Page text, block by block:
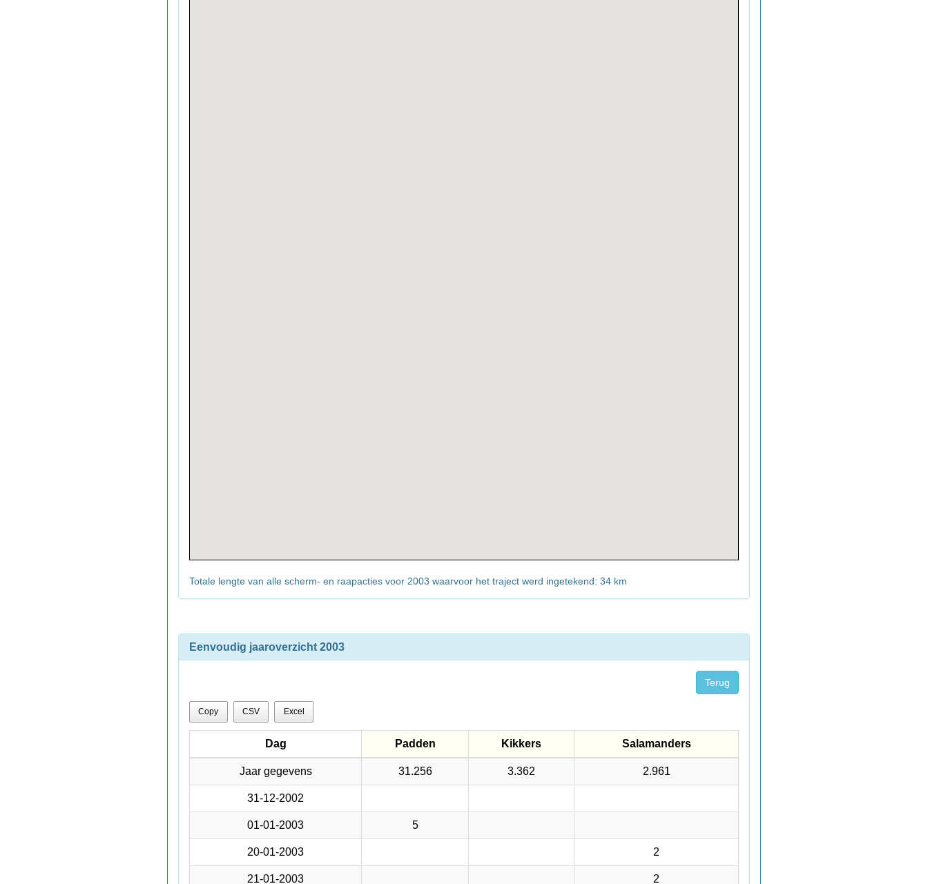
Totale lengte van alle scherm- en raapacties voor 2003 waarvoor het traject werd ingetekend: 34 km
Eenvoudig jaaroverzicht 2003
Terug
Copy CSV Excel
Dag Padden Kikkers
Salamanders
Padden Kikkers Salamanders
Jaar gegevens 31.256 3.362 2.961
31-12-2002
01-01-2003 5
20-01-2003 2
21-01-2003 2
Dag
Jaar gegevens
31-12-2002
01-01-2003
20-01-2003
21-01-2003